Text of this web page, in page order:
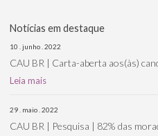
Notícias em destaque
10 . junho . 2022
CAU BR | Carta-aberta aos(às)
Leia mais
29 . maio . 2022
CAU BR | Pesquisa | 82% das